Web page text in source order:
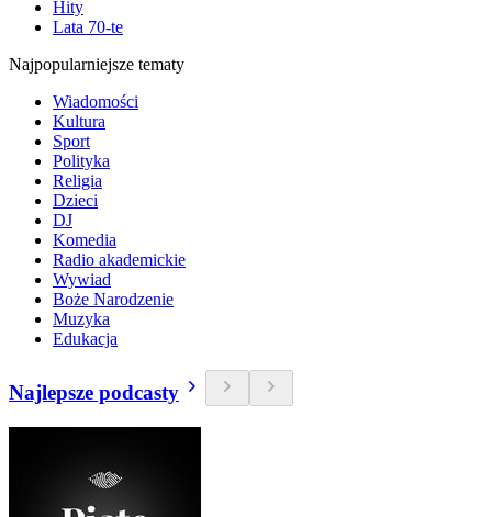
Hity
Lata 70-te
Najpopularniejsze tematy
Wiadomości
Kultura
Sport
Polityka
Religia
Dzieci
DJ
Komedia
Radio akademickie
Wywiad
Boże Narodzenie
Muzyka
Edukacja
Najlepsze podcasty